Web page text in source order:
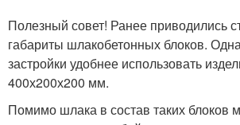
Полезный совет! Ранее приводились
габариты шлакобетонных блоков.
застройки удобнее использовать
400х200х200 мм.
Помимо шлака в состав таких блоков